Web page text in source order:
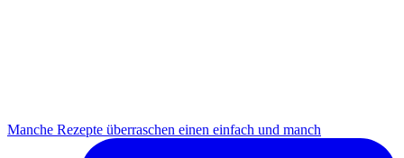
Manche Rezepte überraschen einen einfach und manch